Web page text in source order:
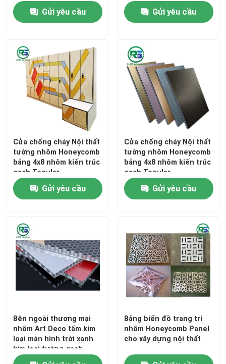
Gửi yêu cầu
hạt
Gửi yêu cầu
Cửa chống cháy Nội thất
tường nhôm Honeycomb
bảng 4x8 nhôm kiến trúc
gạch Tegular
Gửi yêu cầu
Cửa chống cháy Nội thất
tường nhôm Honeycomb
bảng 4x8 nhôm kiến trúc
gạch Tegular
Gửi yêu cầu
Bên ngoài thương mại
nhôm Art Deco tấm kim
loại màn hình trời xanh
kim loại tường gạch
Bảng biển đồ trang trí
nhôm Honeycomb Panel
cho xây dựng nội thất